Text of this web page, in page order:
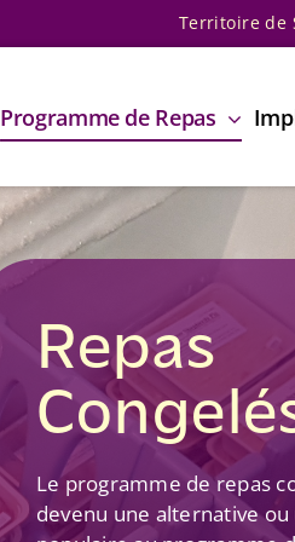
Territoire de
Programme de Repas
Repas
Le programme de repas
devenu une alternative